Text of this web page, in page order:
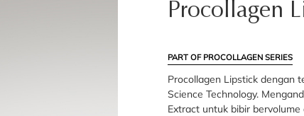
Procollagen
PART OF PROCOLLAGEN SERIES
Procollagen Lipstick dengan
Science Technology.
Extract untuk bibir